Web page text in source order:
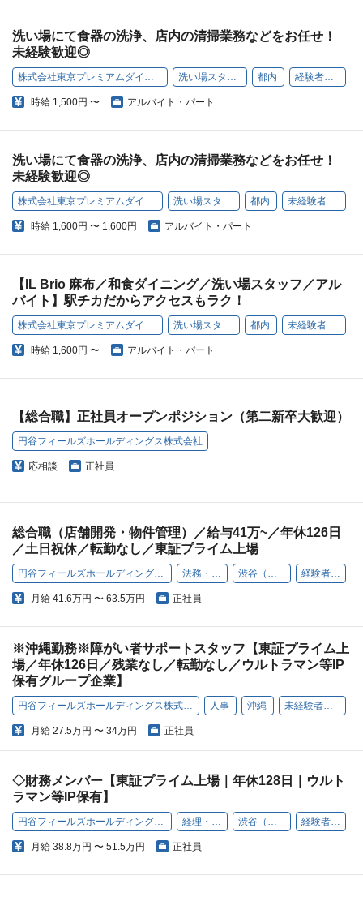
洗い場にて食器の洗浄、店内の清掃業務などをお任せ！
未経験歓迎◎
株式会社東京プレミアムダイニング 洗い場スタッフ 都内 経験者歓迎
時給 1,500円 〜 アルバイト・パート
洗い場にて食器の洗浄、店内の清掃業務などをお任せ！
未経験歓迎◎
株式会社東京プレミアムダイニング 洗い場スタッフ 都内 未経験者歓迎
時給 1,600円 〜 1,600円 アルバイト・パート
【IL Brio 麻布／和食ダイニング／洗い場スタッフ／アル
バイト】駅チカだからアクセスもラク！
株式会社東京プレミアムダイニング 洗い場スタッフ 都内 未経験者歓迎
時給 1,600円 〜 アルバイト・パート
【総合職】正社員オープンポジション（第二新卒大歓迎）
円谷フィールズホールディングス株式会社
応相談 正社員
総合職（店舗開発・物件管理）／給与41万~／年休126日
／土日祝休／転勤なし／東証プライム上場
円谷フィールズホールディングス株式会社 法務・総務 渋谷（本社） 経験者歓迎
月給 41.6万円 〜 63.5万円 正社員
※沖縄勤務※障がい者サポートスタッフ【東証プライム上
場／年休126日／残業なし／転勤なし／ウルトラマン等IP
保有グループ企業】
円谷フィールズホールディングス株式会社 人事 沖縄 未経験者歓迎
月給 27.5万円 〜 34万円 正社員
◇財務メンバー【東証プライム上場｜年休128日｜ウルト
ラマン等IP保有】
円谷フィールズホールディングス株式会社 経理・財務 渋谷（本社） 経験者歓迎
月給 38.8万円 〜 51.5万円 正社員